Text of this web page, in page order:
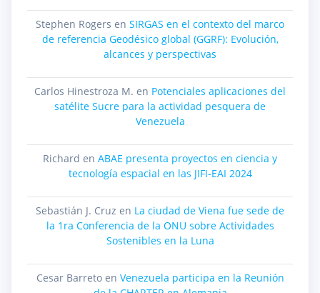
Stephen Rogers en SIRGAS en el contexto del marco
de referencia Geodésico global (GGRF): Evolución,
alcances y perspectivas
Carlos Hinestroza M. en Potenciales aplicaciones del
satélite Sucre para la actividad pesquera de
Venezuela
Richard en ABAE presenta proyectos en ciencia y
tecnología espacial en las JIFI-EAI 2024
Sebastián J. Cruz en La ciudad de Viena fue sede de
la 1ra Conferencia de la ONU sobre Actividades
Sostenibles en la Luna
Cesar Barretoen Venezuela participa en la Reunión